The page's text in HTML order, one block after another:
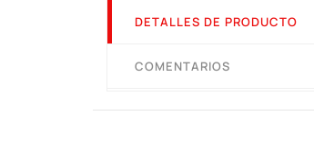
DETALLES DE PRODUCTO
COMENTARIOS